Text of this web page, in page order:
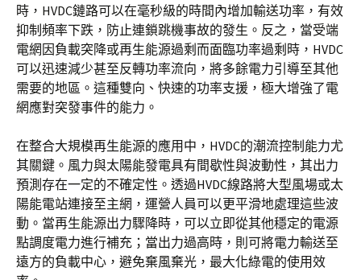
時，HVDC鏈路可以在毫秒級的時間內增加輸送功率，有效
抑制頻率下跌，防止連鎖跳機事故的發生。反之，當受端
電網因負載突降或再生能源過剩而面臨功率過剩時，HVDC
可以迅速減少甚至反轉功率流向，將多餘電力引導至其他
需要的地區。這種雙向、快速的功率支援，極大增強了電
網應對突發事件的能力。
在整合大規模再生能源的應用中，HVDC的潮流控制能力尤
其關鍵。風力與太陽能發電具有間歇性與波動性，其出力
預測存在一定的不確定性。透過HVDC線路將大型風場或太
陽能電站連接至主網，運營人員可以更平滑地處理這些波
動。當再生能源出力驟降時，可以立即從其他穩定的電源
點調度電力進行補充；當出力過高時，則可將電力輸送至
遠方的負載中心，避免棄風棄光，最大化綠電的使用效